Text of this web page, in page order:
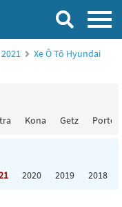
2021
Xe Ô Tô Hyundai
Kona Getz Porter
2020 2019 2018